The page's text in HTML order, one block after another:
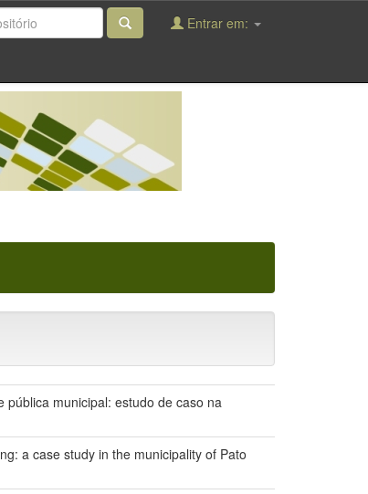
Entrar em:
municipal: estudo de caso na
a case study in the municipality of Pato